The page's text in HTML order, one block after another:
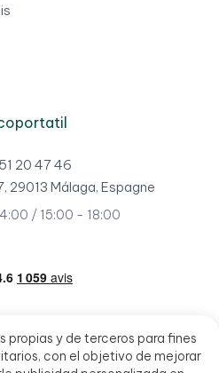
propias y de terceros para fines
con el objetivo de mejorar
20 47 46
29013 Málaga, Espagne
/ 15:00 - 18:00